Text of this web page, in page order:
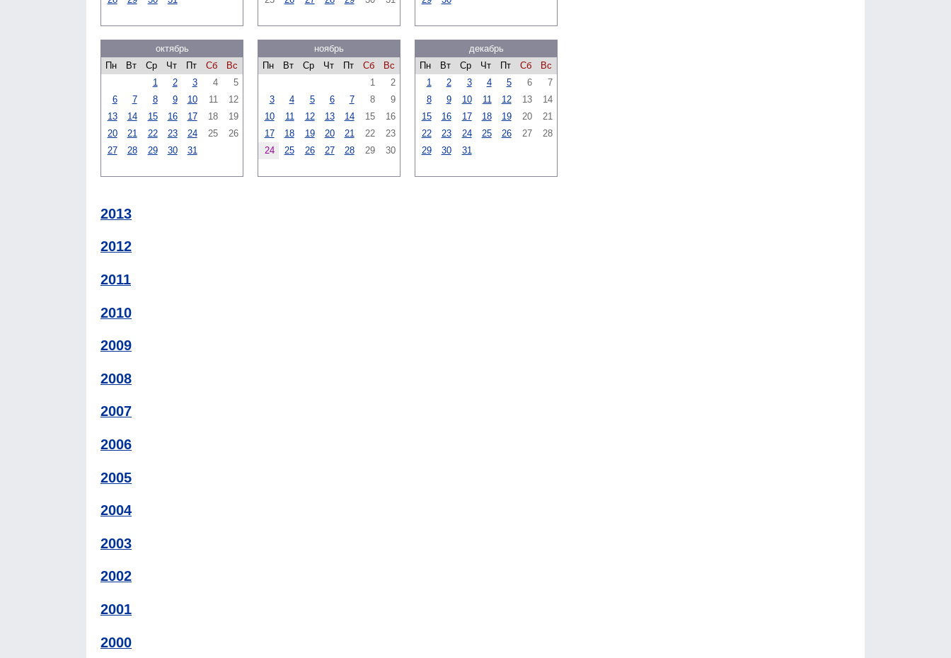
октябрь
Пн
Вт Ср Чт Пт Сб
Вс
1
2 3 4
5
6
7 8 9 10 11
12
13
14 15 16 17 18
19
20
21 22 23 24 25
26
27
28 29 30 31
ноябрь
Пн
Вт Ср Чт Пт Сб
Вс
1
2
3
4 5 6 7 8
9
10
11 12 13 14 15
16
17
18 19 20 21 22
23
24
25 26 27 28 29 30
декабрь
Пн
Вт Ср Чт Пт Сб
Вс
1
2 3 4 5 6
7
8
9 10 11 12 13
14
15
16 17 18 19 20
21
22
23 24 25 26 27
28
29
30 31
2013
2012
2011
2010
2009
2008
2007
2006
2005
2004
2003
2002
2001
2000